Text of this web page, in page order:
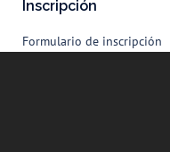
Inscripción
Formulario de inscripción